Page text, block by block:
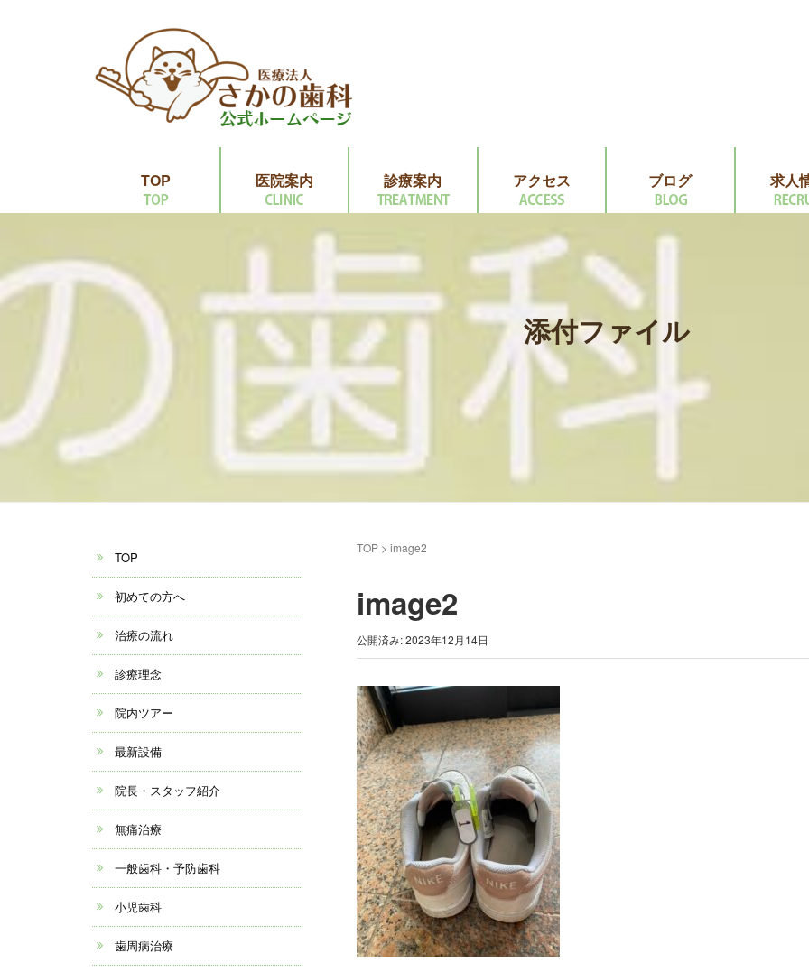
TOP 医院案内 診療案内 アクセス ブログ 求人
添付ファイル
TOP> image2
image2
公開済み: 2023年12月14日
TOP
初めての方へ
治療の流れ
診療理念
院内ツアー
最新設備
院長・スタッフ紹介
無痛治療
一般歯科・予防歯科
小児歯科
歯周病治療